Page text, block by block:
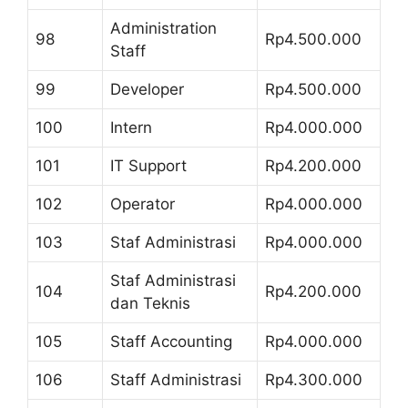
98
Administration
Staff
Rp4.500.000
99 Developer Rp4.500.000
100 Intern Rp4.000.000
101 IT Support Rp4.200.000
102 Operator Rp4.000.000
103 Staf Administrasi Rp4.000.000
104
Staf Administrasi
dan Teknis
Rp4.200.000
105 Staff Accounting Rp4.000.000
106 Staff Administrasi Rp4.300.000